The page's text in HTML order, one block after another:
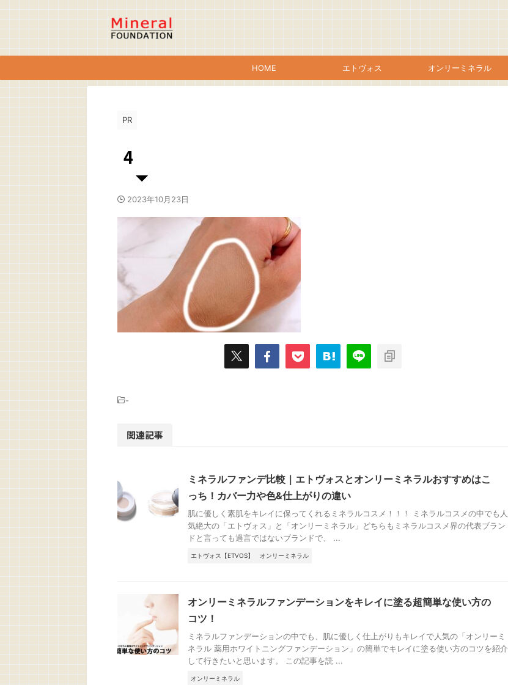
HOME エトヴォス オンリーミネラル
PR
4
2023年10月23日
-
関連記事
ミネラルファンデ比較｜エトヴォスとオンリーミネラルおすすめはこ
っち！カバー力や色&仕上がりの違い
肌に優しく素肌をキレイに保ってくれるミネラルコスメ！！！ ミネラルコスメの中でも人
気絶大の「エトヴォス」と「オンリーミネラル」どちらもミネラルコスメ界の代表ブラン
ドと言っても過言ではないブランドで、 ...
エトヴォス【ETVOS】 オンリーミネラル
オンリーミネラルファンデーションをキレイに塗る超簡単な使い方の
コツ！
ミネラルファンデーションの中でも、肌に優しく仕上がりもキレイで人気の「オンリーミ
ネラル 薬用ホワイトニングファンデーション」の簡単でキレイに塗る使い方のコツを紹介
して行きたいと思います。 この記事を読 ...
オンリーミネラル